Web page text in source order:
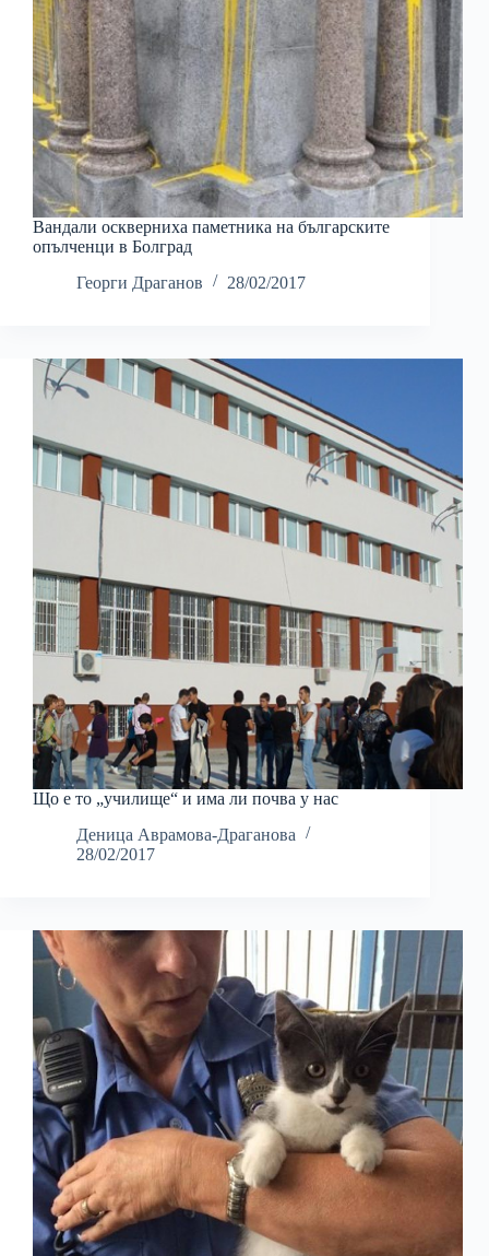
Вандали оскверниха паметника на българските
опълченци в Болград
Георги Драганов
28/02/2017
Що е то „училище“ и има ли почва у нас
Деница Аврамова-Драганова
28/02/2017